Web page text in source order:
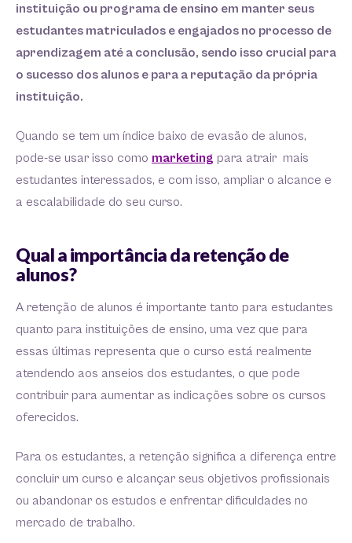
instituição ou programa de ensino em manter seus
estudantes matriculados e engajados no processo de
aprendizagem até a conclusão, sendo isso crucial para
o sucesso dos alunos e para a reputação da própria
instituição.
Quando se tem um índice baixo de evasão de alunos,
pode-se usar isso como marketing para atrair mais
estudantes interessados, e com isso, ampliar o alcance e
a escalabilidade do seu curso.
Qual a importância da retenção de
alunos?
A retenção de alunos é importante tanto para estudantes
quanto para instituições de ensino, uma vez que para
essas últimas representa que o curso está realmente
atendendo aos anseios dos estudantes, o que pode
contribuir para aumentar as indicações sobre os cursos
oferecidos.
Para os estudantes, a retenção significa a diferença entre
concluir um curso e alcançar seus objetivos profissionais
ou abandonar os estudos e enfrentar dificuldades no
mercado de trabalho.